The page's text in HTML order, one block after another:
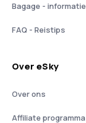
Bagage - informatie
FAQ - Reistips
Over eSky
Over ons
Affiliate programma